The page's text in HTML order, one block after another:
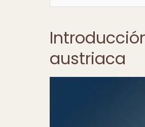
austriaca